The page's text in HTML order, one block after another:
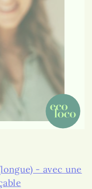
- avec une